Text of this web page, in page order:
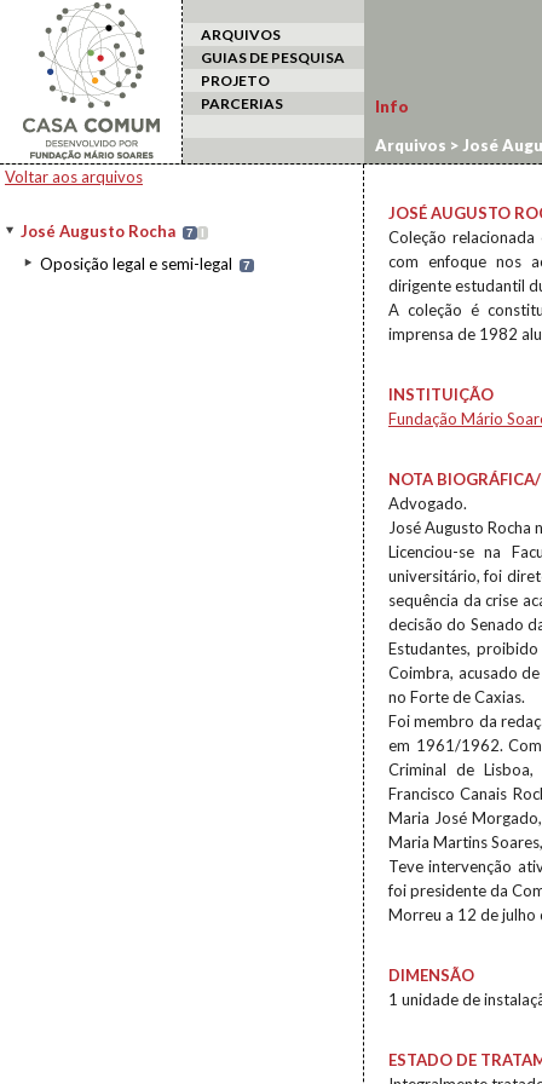
ARQUIVOS
GUIAS DE PESQUISA
PROJETO
PARCERIAS
Voltar aos arquivos
José Augusto Rocha 7 I
Oposição legal e semi-legal 7
Info
Arquivos > José
JOSÉ AUGUSTO
Coleção
com enfoque nos
dirigente estudantil
A coleção é
imprensa de 1982
INSTITUIÇÃO
Fundação Mário
NOTA
Advogado.
José Augusto
Licenciou-se na
universitário, foi
sequência da crise
decisão do Senado
Estudantes,
Coimbra, acusado
no Forte de Caxias.
Foi membro da
em 1961/1962.
Criminal de
Francisco Canais
Maria José
Maria Martins
Teve intervenção
foi presidente da
Morreu a 12 de julho
DIMENSÃO
1 unidade de
ESTADO DE